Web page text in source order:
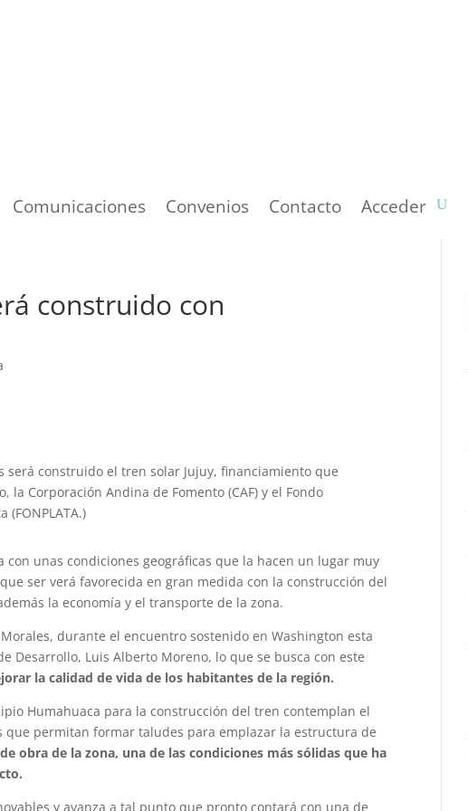
Comunicaciones Convenios Contacto Acceder
construido con
construido el tren solar Jujuy, financiamiento que
Corporación Andina de Fomento (CAF) y el Fondo
unas condiciones geográficas que la hacen un lugar muy
ser verá favorecida en gran medida con la construcción del
la economía y el transporte de la zona.
durante el encuentro sostenido en Washington esta
Desarrollo, Luis Alberto Moreno, lo que se busca con este
la calidad de vida de los habitantes de la región.
Humahuaca para la construcción del tren contemplan el
permitan formar taludes para emplazar la estructura de
obra de la zona, una de las condiciones más sólidas que ha
y avanza a tal punto que pronto contará con una de